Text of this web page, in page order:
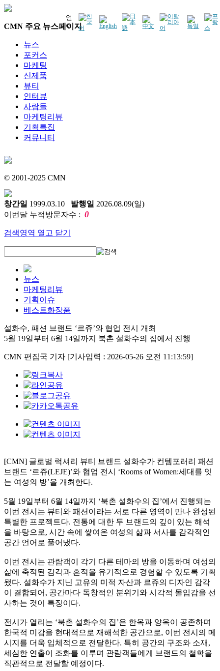
언
어
CMN 주요 뉴스페이지
뉴스
포커스
마케팅
신제품
뷰티
인터뷰
사람들
마케팅리뷰
기획특집
커뮤니티
© 2001-2025 CMN
창간일 1999.03.10 발행일 2026.08.09(일)
이번달 누적방문자수 : 0
검색영역 열고 닫기
뉴스
마케팅리뷰
기획이슈
베스트화장품
설화수, 패션 브랜드 ‘르쥬’와 협업 전시 개최
5월 19일부터 6월 14일까지 북촌 설화수의 집에서 진행
CMN 편집국 기자 [기사입력 : 2026-05-26 오전 11:13:59]
[CMN] 글로벌 럭셔리 뷰티 브랜드 설화수가 컨템포러리 패션
브랜드 ‘르쥬(LEJE)’와 협업 전시 ‘Rooms of Women:세대를 잇
는 여성의 방’을 개최한다.
5월 19일부터 6월 14일까지 ‘북촌 설화수의 집’에서 진행되는
이번 전시는 뷰티와 패션이라는 서로 다른 영역이 만나 완성된
특별한 프로젝트다. 전통에 대한 두 브랜드의 깊이 있는 해석
을 바탕으로, 시간 속에 쌓여온 여성의 삶과 서사를 감각적인
공간 언어로 풀어냈다.
이번 전시는 관람객이 각기 다른 테마의 방을 이동하며 여성의
삶에 축적된 감각과 흔적을 유기적으로 경험할 수 있도록 기획
됐다. 설화수가 지닌 고유의 미적 자산과 르쥬의 디자인 감각
이 결합되어, 공간마다 독창적인 분위기와 시각적 몰입감을 선
사하는 것이 특징이다.
전시가 열리는 ‘북촌 설화수의 집’은 한옥과 양옥이 공존하며
한국적 미감을 현대적으로 재해석한 공간으로, 이번 전시의 메
시지를 더욱 입체적으로 전달한다. 특히 공간의 구조와 소재,
세심한 연출이 조화를 이루며 관람객들에게 브랜드의 철학을
직관적으로 전달할 예정이다.